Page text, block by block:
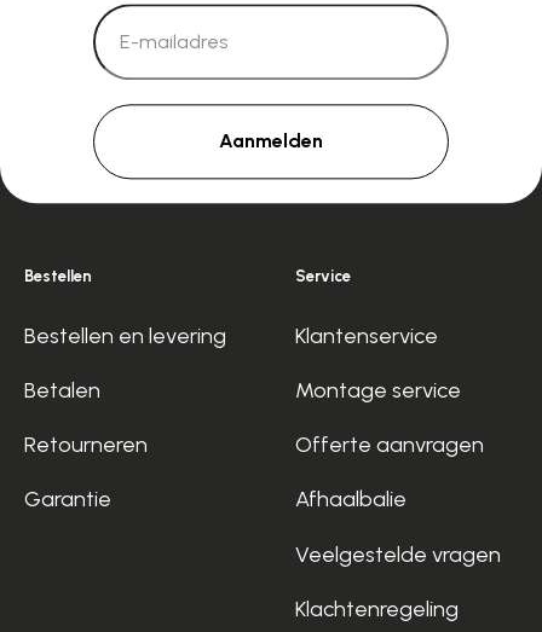
Aanmelden
Bestellen
Bestellen en levering
Betalen
Retourneren
Garantie
Service
Klantenservice
Montage service
Offerte aanvragen
Afhaalbalie
Veelgestelde vragen
Klachtenregeling